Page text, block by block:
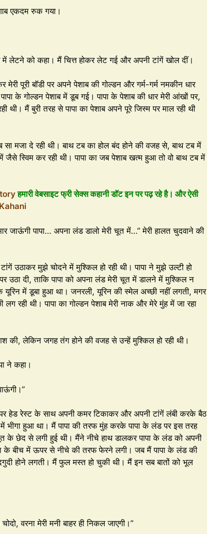
एकदम रुक गया।
लेटने को कहा। मैं चित्त होकर लेट गई और अपनी टांगें खोल दीं।
पूरी बॉडी पर अपने पेशाब की गोल्डन और गर्म-गर्म नमकीन धार
के गोल्डन पेशाब में डूब गई। पापा के पेशाब की धार मेरी आंखों पर,
थी। मैं बुरी तरह से पापा का पेशाब अपने पूरे जिस्म पर माल रही थी
सा मजा दे रही थी। बाथ टब का होल बंद होने की वजह से, बाथ टब में
जैसे स्विम कर रही थी। पापा का जब पेशाब खत्म हुआ तो वो बाथ टब में
हमारी वेबसाइट फ्री सेक्स कहानी डॉट इन पर पढ़ रहे है। और ऐसी
जाऊंगी पापा… अपना लंड डालो मेरी चूत में…” मेरी हालत चुदवाने की
उठाकर मुझे चोदने में मुश्किल हो रही थी। पापा ने मुझे उल्टी हो
उठा दी, ताकि पापा को अपना लंड मेरी चूत में डालने में मुश्किल न
यूरिन में डूबा हुआ था। जनरली, यूरिन की स्मेल अच्छी नहीं लगती, मगर
रही थी। पापा का गोल्डन पेशाब मेरी नाक और मेरे मुंह में जा रहा
की, लेकिन जगह तंग होने की वजह से उन्हें मुश्किल हो रही थी।
ने कहा।
हेड रेस्ट के साथ अपनी कमर टिकाकर और अपनी टांगें लंबी करके बैठ
भीगा हुआ था। मैं पापा की तरफ मुंह करके पापा के लंड पर इस तरह
के छेद से लगी हुई थी। मैंने नीचे हाथ डालकर पापा के लंड को अपनी
बीच में ऊपर से नीचे की तरफ फेरने लगी। जब मैं पापा के लंड की
होने लगती। मैं फुल मस्त हो चुकी थी। मैं इन सब बातों को भूल
वरना मेरी मनी बाहर ही निकल जाएगी।”